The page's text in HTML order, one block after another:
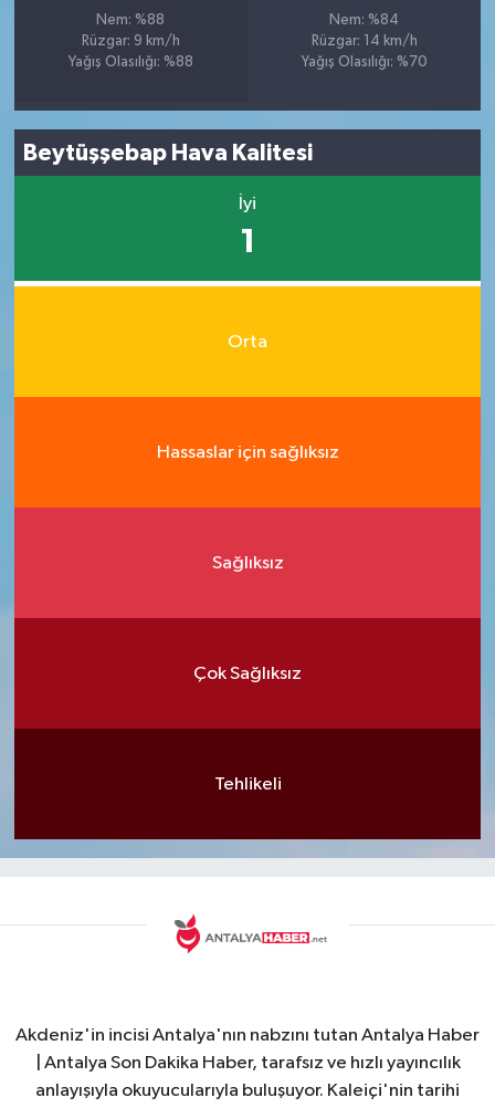
Nem: %88
Rüzgar: 9 km/h
Yağış Olasılığı: %88
Nem: %84
Rüzgar: 14 km/h
Yağış Olasılığı: %70
Beytüşşebap Hava Kalitesi
İyi
1
Orta
Hassaslar için sağlıksız
Sağlıksız
Çok Sağlıksız
Tehlikeli
Akdeniz'in incisi Antalya'nın nabzını tutan Antalya Haber
| Antalya Son Dakika Haber, tarafsız ve hızlı yayıncılık
anlayışıyla okuyucularıyla buluşuyor. Kaleiçi'nin tarihi